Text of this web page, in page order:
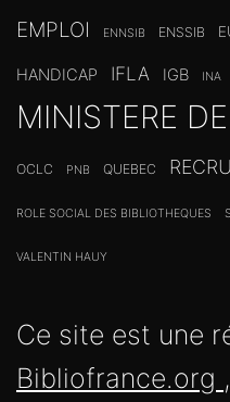
EMPLOI ENNSIB ENSSIB
HANDICAP IFLA IGB INA
MINISTERE
OCLC PNB QUEBEC
ROLE SOCIAL DES BIBLIOTHEQUES
VALENTIN HAUY
Ce site est une
Bibliofrance.org